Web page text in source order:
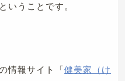
いうことです。
情報サイト「健美家（け